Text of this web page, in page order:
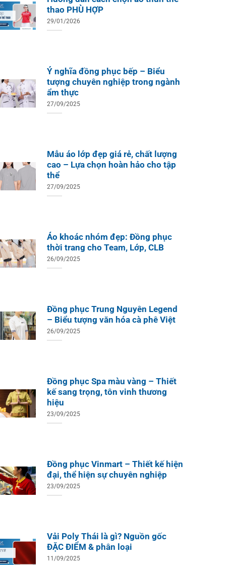
thao PHÙ HỢP
29/01/2026
Ý nghĩa đồng phục bếp – Biểu
tượng chuyên nghiệp trong ngành
ẩm thực
27/09/2025
Mẫu áo lớp đẹp giá rẻ, chất lượng
cao – Lựa chọn hoàn hảo cho tập
thể
27/09/2025
Áo khoác nhóm đẹp: Đồng phục
thời trang cho Team, Lớp, CLB
26/09/2025
Đồng phục Trung Nguyên Legend
– Biểu tượng văn hóa cà phê Việt
26/09/2025
Đồng phục Spa màu vàng – Thiết
kế sang trọng, tôn vinh thương
hiệu
23/09/2025
Đồng phục Vinmart – Thiết kế hiện
đại, thể hiện sự chuyên nghiệp
23/09/2025
Vải Poly Thái là gì? Nguồn gốc
ĐẶC ĐIỂM & phân loại
11/09/2025